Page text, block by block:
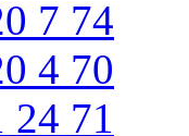
7 74
4 70
24 71